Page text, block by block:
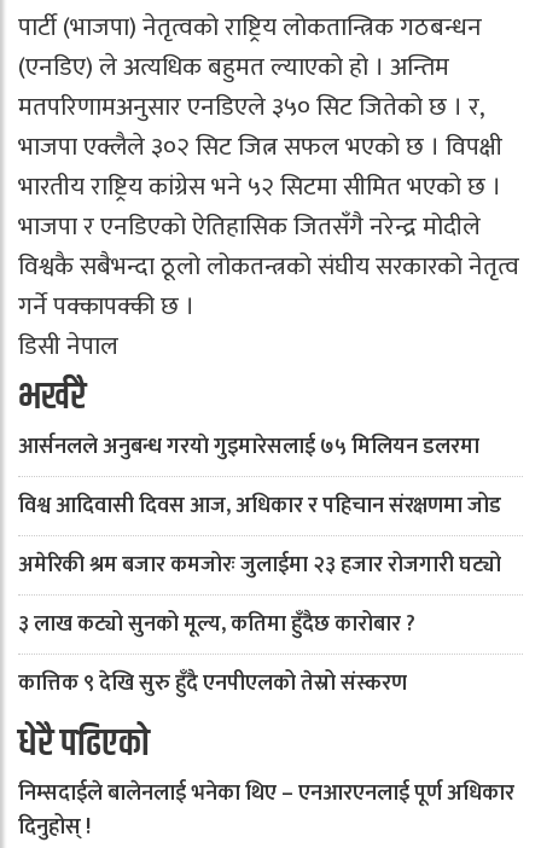
पार्टी (भाजपा) नेतृत्वको राष्ट्रिय लोकतान्त्रिक गठबन्धन
(एनडिए) ले अत्यधिक बहुमत ल्याएको हो । अन्तिम
मतपरिणामअनुसार एनडिएले ३५० सिट जितेको छ । र,
भाजपा एक्लैले ३०२ सिट जित्न सफल भएको छ । विपक्षी
भारतीय राष्ट्रिय कांग्रेस भने ५२ सिटमा सीमित भएको छ ।
भाजपा र एनडिएको ऐतिहासिक जितसँगै नरेन्द्र मोदीले
विश्वकै सबैभन्दा ठूलो लोकतन्त्रको संघीय सरकारको नेतृत्व
गर्ने पक्कापक्की छ ।
डिसी नेपाल
भर्खरै
आर्सनलले अनुबन्ध गरयाे गुइमारेसलाई ७५ मिलियन डलरमा
विश्व आदिवासी दिवस आज, अधिकार र पहिचान संरक्षणमा जोड
अमेरिकी श्रम बजार कमजोरः जुलाईमा २३ हजार रोजगारी घट्यो
३ लाख कट्यो सुनको मूल्य, कतिमा हुँदैछ कारोबार ?
कात्तिक ९ देखि सुरु हुँदै एनपीएलको तेस्रो संस्करण
धेरै पढिएको
निम्सदाईले बालेनलाई भनेका थिए – एनआरएनलाई पूर्ण अधिकार
दिनुहोस् !